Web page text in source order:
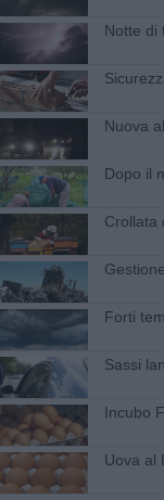
Notte di
Nuova
Dopo il
Crollata
Forti
Sassi
Incubo
Uova al